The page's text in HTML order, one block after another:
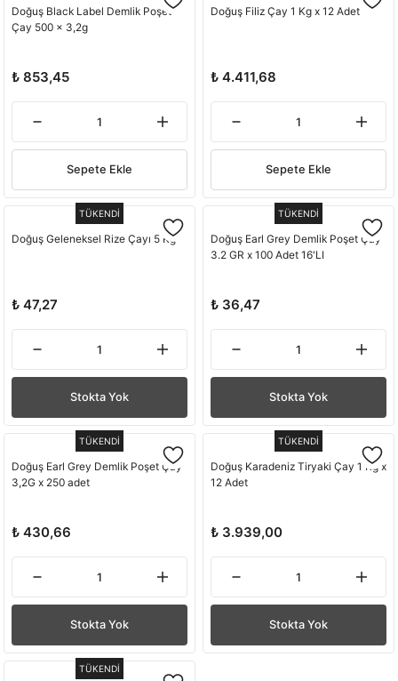
Doğuş Black Label Demlik Poşet
Çay 500 x 3,2g
₺ 853,45
Sepete Ekle
Doğuş Filiz Çay 1 Kg x 12 Adet
₺ 4.411,68
Sepete Ekle
TÜKENDİ
Doğuş Geleneksel Rize Çayı 5 Kg
₺ 47,27
Stokta Yok
TÜKENDİ
Doğuş Earl Grey Demlik Poşet Çay
3.2 GR x 100 Adet 16'LI
₺ 36,47
Stokta Yok
TÜKENDİ
Doğuş Earl Grey Demlik Poşet Çay
3,2G x 250 adet
₺ 430,66
Stokta Yok
TÜKENDİ
Doğuş Karadeniz Tiryaki Çay 1 Kg x
12 Adet
₺ 3.939,00
Stokta Yok
TÜKENDİ